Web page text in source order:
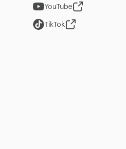
YouTube
TikTok